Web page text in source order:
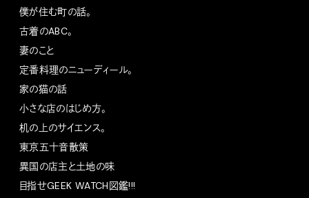
僕が住む町の話。
古着のABC。
妻のこと
定番料理のニューディール。
家の猫の話
小さな店のはじめ方。
机の上のサイエンス。
東京五十音散策
異国の店主と土地の味
目指せGEEK WATCH図鑑!!!